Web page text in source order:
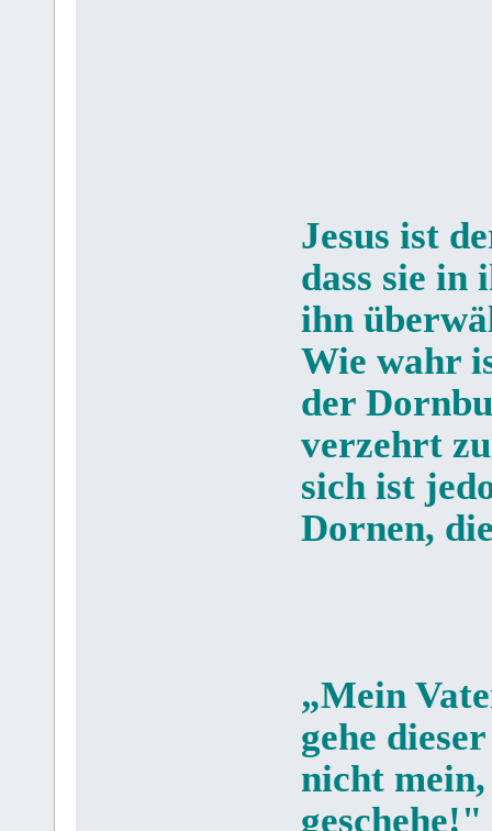
Jesus ist
dass sie in
ihn
Wie wahr
der
verzehrt
sich ist
Dornen,
„Mein
gehe
nicht
geschehe!"